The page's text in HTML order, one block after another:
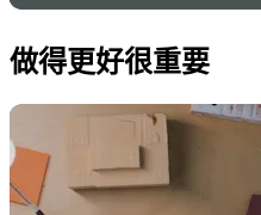
做得更好很重要